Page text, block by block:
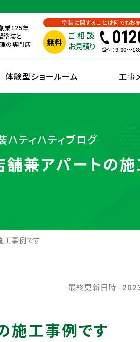
業125年
塗装と
の専門店
塗装に関することは何でもお
無料
ご相談
お見積り
受付：9:00〜
体験型ショールーム 工事
ハティハティブログ
兼アパートの施
事例です
最終更新日時 :
工事例です